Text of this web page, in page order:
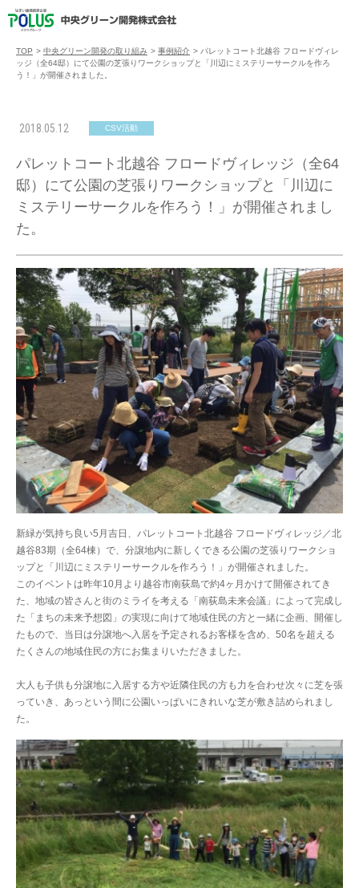
TOP > 中央グリーン開発の取り組み > 事例紹介 > パレットコート北越谷 フロードヴィレ
ッジ（全64邸）にて公園の芝張りワークショップと「川辺にミステリーサークルを作ろ
う！」が開催されました。
2018.05.12 CSV活動
パレットコート北越谷 フロードヴィレッジ（全64
邸）にて公園の芝張りワークショップと「川辺に
ミステリーサークルを作ろう！」が開催されまし
た。
新緑が気持ち良い5月吉日、パレットコート北越谷 フロードヴィレッジ／北
越谷83期（全64棟）で、分譲地内に新しくできる公園の芝張りワークショ
ップと「川辺にミステリーサークルを作ろう！」が開催されました。
このイベントは昨年10月より越谷市南荻島で約4ヶ月かけて開催されてき
た、地域の皆さんと街のミライを考える「南荻島未来会議」によって完成し
た「まちの未来予想図」の実現に向けて地域住民の方と一緒に企画、開催し
たもので、当日は分譲地へ入居を予定されるお客様を含め、50名を超える
たくさんの地域住民の方にお集まりいただきました。
大人も子供も分譲地に入居する方や近隣住民の方も力を合わせ次々に芝を張
っていき、あっという間に公園いっぱいにきれいな芝が敷き詰められまし
た。